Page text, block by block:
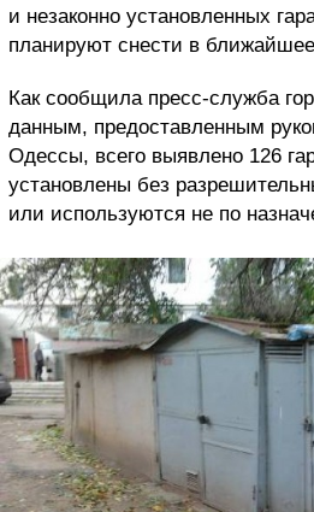
и незаконно установленных
планируют снести в
Как сообщила пресс-служба
данным, предоставленным
Одессы, всего выявлено 126
установлены без
или используются не по